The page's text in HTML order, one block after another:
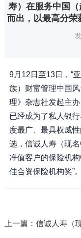
寿）在服务中国
而出，以最高分荣
9月12日至13日，“
族）财富管理中国
理》杂志社发起主
已经成为了私人银
度最广、最具权威
选，信诚人寿（现
净值客户的保险机
佳合资保险机构奖”。